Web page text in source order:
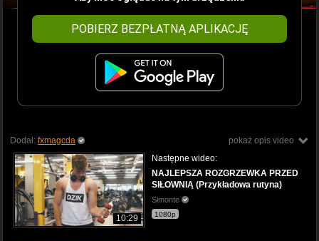
POBIERZ BEZPŁATNĄ APLIKACJĘ
pokaż opis video
Dodał: fxmagcda
10:29
Następne wideo:
NAJLEPSZA ROZGRZEWKA PRZED
SIŁOWNIĄ (Przykładowa rutyna)
Simonte
1080p